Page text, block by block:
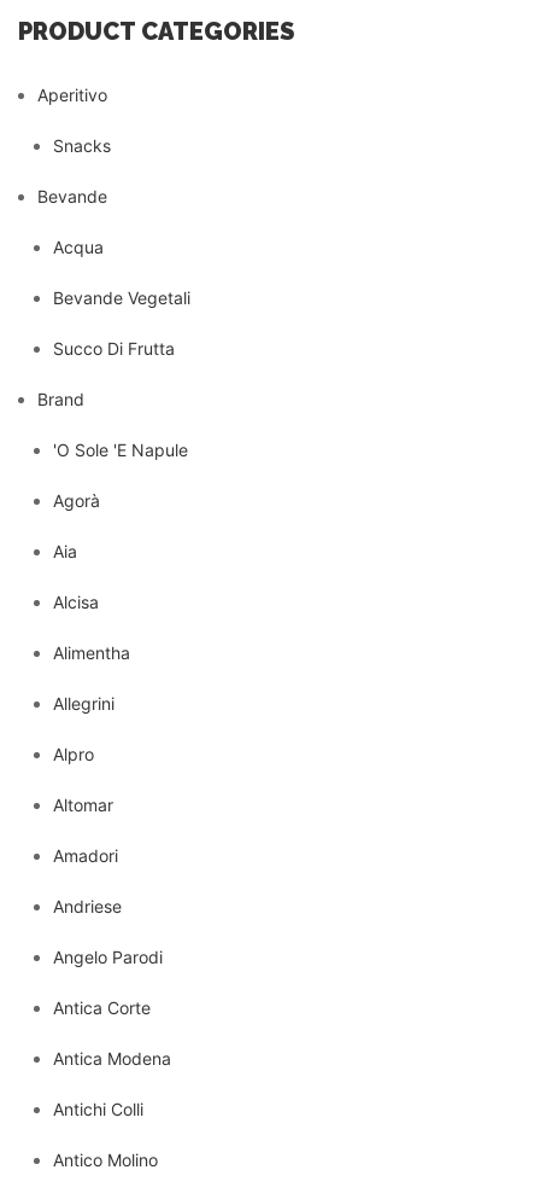
PRODUCT CATEGORIES
Aperitivo
Snacks
Bevande
Acqua
Bevande Vegetali
Succo Di Frutta
Brand
'O Sole 'E Napule
Agorà
Aia
Alcisa
Alimentha
Allegrini
Alpro
Altomar
Amadori
Andriese
Angelo Parodi
Antica Corte
Antica Modena
Antichi Colli
Antico Molino